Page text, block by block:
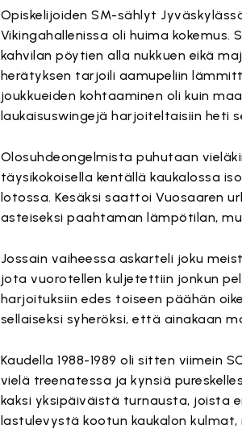
Opiskelijoiden SM-sählyt
Vikingahallenissa oli huima
kahvilan pöytien alla nukkuen eikä
herätyksen tarjoili aamupeliin
joukkueiden kohtaaminen oli kuin
laukaisuswingejä harjoiteltaisiin heti
Olosuhdeongelmista puhutaan
täysikokoisella kentällä kaukalossa
lotossa. Kesäksi saattoi Vuosaaren
asteiseksi paahtaman lämpötilan,
Jossain vaiheessa askarteli joku
jota vuorotellen kuljetettiin jonkun
harjoituksiin edes toiseen päähän
sellaiseksi syheröksi, että ainakaan
Kaudella 1988-1989 oli sitten viimein
vielä treenatessa ja kynsiä
kaksi yksipäiväistä turnausta, joista
lastulevystä kootun kaukalon